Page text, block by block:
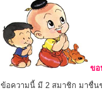
ขอ
ข้อความนี้ มี 2 สมาชิก มาชื่น